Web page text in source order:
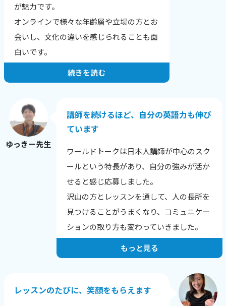
「全く文章の組み立てが苦手だったのです
が、自分でもちゃんと文章を作れるように
が魅力です。
オンラインで様々な年齢層や立場の方とお
会いし、文化の違いを感じられることも面
白いです。
お一人・お一人の希望や目標にあったレッ
す。
生徒さんの性格や興味のあること、英語に
興味を持った理由から、その日の調子ま
で、相手を知ることを心がけています。
英語に自信をなくした生徒さんが、レッス
ン後に安心される様子を見せてくれたり、
自分の言いたい事を英語で表現できてうれ
しいなどの、喜びの報告を受けた時にとて
もやりがいを感じます。
続きを読む
ゆっきー先生
講師を続けるほど、自分の英語力も伸び
ています
ワールドトークは日本人講師が中心のスク
ールという特長があり、自分の強みが活か
せると感じ応募しました。
沢山の方とレッスンを通して、人の長所を
見つけることがうまくなり、コミュニケー
ションの取り方も変わっていきました。
人は自分の短所にはよく気がつきますが、
レッスンでは生徒さん本人が気づいていな
い長所や成長のポイントを積極的に伝えて
もっと見る
レッスンのたびに、笑顔をもらえます